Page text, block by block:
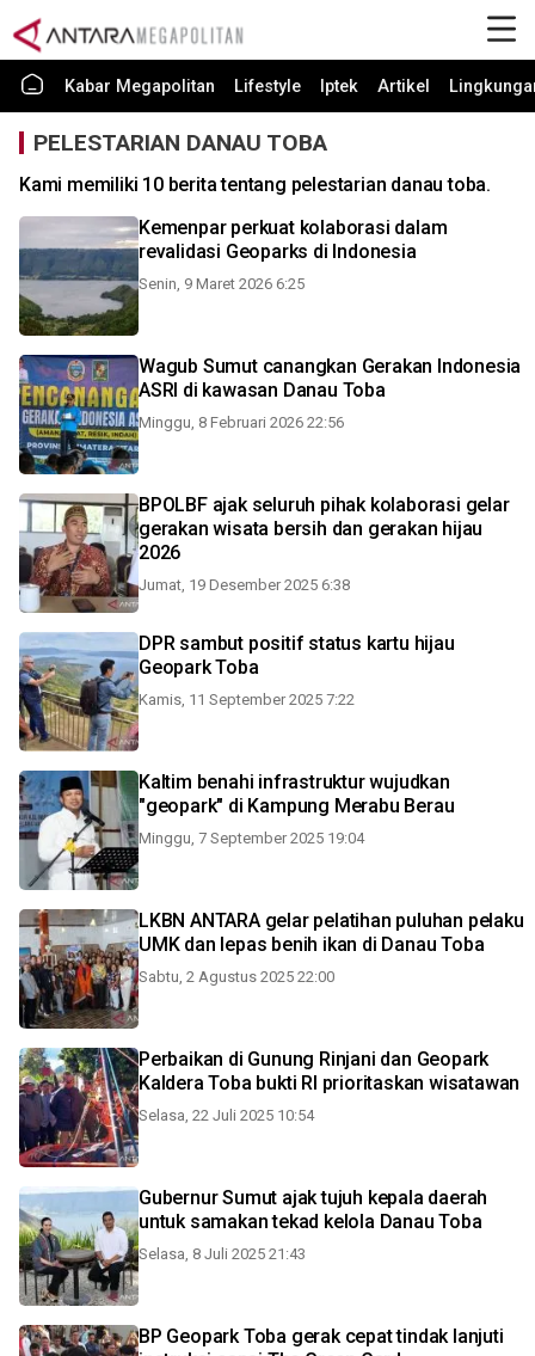
Kabar Megapolitan Lifestyle Iptek Artikel
PELESTARIAN DANAU TOBA
Kami memiliki 10 berita tentang pelestarian danau toba.
Kemenpar perkuat kolaborasi dalam
revalidasi Geoparks di Indonesia
Senin, 9 Maret 2026 6:25
Wagub Sumut canangkan Gerakan Indonesia
ASRI di kawasan Danau Toba
Minggu, 8 Februari 2026 22:56
BPOLBF ajak seluruh pihak kolaborasi gelar
gerakan wisata bersih dan gerakan hijau
2026
Jumat, 19 Desember 2025 6:38
DPR sambut positif status kartu hijau
Geopark Toba
Kamis, 11 September 2025 7:22
Kaltim benahi infrastruktur wujudkan
"geopark" di Kampung Merabu Berau
Minggu, 7 September 2025 19:04
LKBN ANTARA gelar pelatihan puluhan pelaku
UMK dan lepas benih ikan di Danau Toba
Sabtu, 2 Agustus 2025 22:00
Perbaikan di Gunung Rinjani dan Geopark
Kaldera Toba bukti RI prioritaskan wisatawan
Selasa, 22 Juli 2025 10:54
Gubernur Sumut ajak tujuh kepala daerah
untuk samakan tekad kelola Danau Toba
Selasa, 8 Juli 2025 21:43
BP Geopark Toba gerak cepat tindak lanjuti